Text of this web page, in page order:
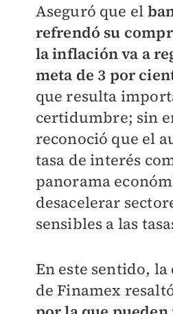
Aseguró que el
refrendó su
la inflación va a
meta de 3 por
que resulta
certidumbre; sin
reconoció que el
tasa de interés
panorama
desacelerar
sensibles a las
En este sentido,
de Finamex